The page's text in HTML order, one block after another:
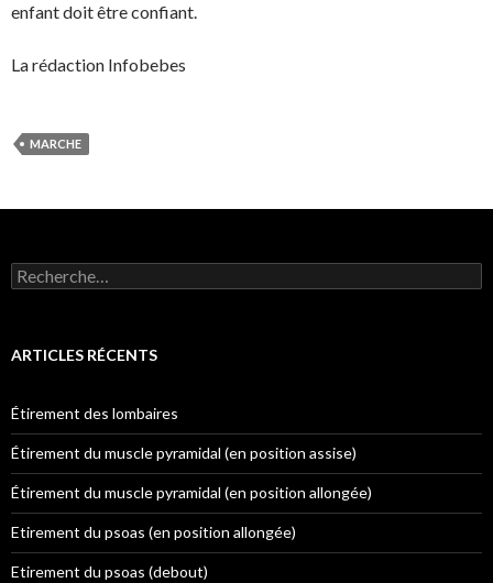
enfant doit être confiant.
La rédaction Infobebes
MARCHE
Rechercher :
ARTICLES RÉCENTS
Étirement des lombaires
Étirement du muscle pyramidal (en position assise)
Étirement du muscle pyramidal (en position allongée)
Etirement du psoas (en position allongée)
Etirement du psoas (debout)